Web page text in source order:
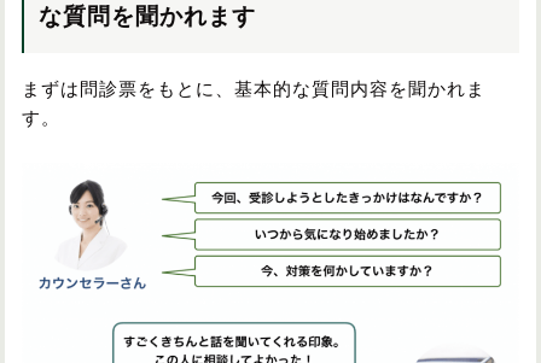
な質問を聞かれます
まずは問診票をもとに、基本的な質問内容を聞かれま
す。